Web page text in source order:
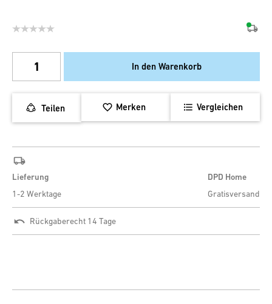
In den Warenkorb
Teilen Merken Vergleichen
Lieferung
1-2 Werktage
DPD Home
Gratisversand
Rückgaberecht 14 Tage